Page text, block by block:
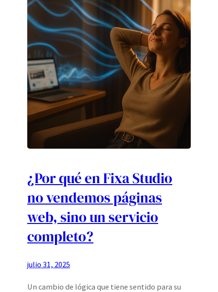
¿Por qué en Fixa Studio
no vendemos páginas
web, sino un servicio
completo?
julio 31, 2025
Un cambio de lógica que tiene sentido para su